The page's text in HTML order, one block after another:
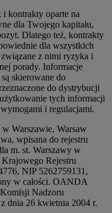
i kontrakty oparte na
dla Twojego kapitału,
Dlatego też, kontrakty
dla wszystkich
z nimi ryzyka i
porady. Informacje
skierowane do
do dystrybucji
tych informacji
i regulacjami.
Warszawie, Warsaw
wpisana do rejestru
m. st. Warszawy w
Rejestru
NIP 5262759131,
w całości. OANDA
Nadzoru
dnia 26 kwietnia 2004 r.